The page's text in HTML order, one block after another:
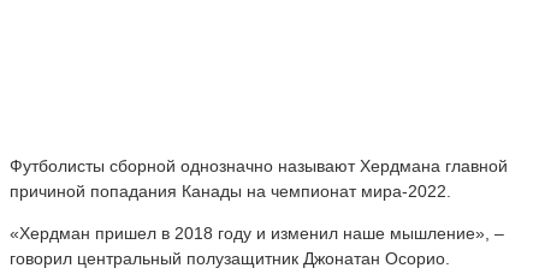
Футболисты сборной однозначно называют Хердмана главной
причиной попадания Канады на чемпионат мира-2022.
«Хердман пришел в 2018 году и изменил наше мышление», –
говорил центральный полузащитник Джонатан Осорио.